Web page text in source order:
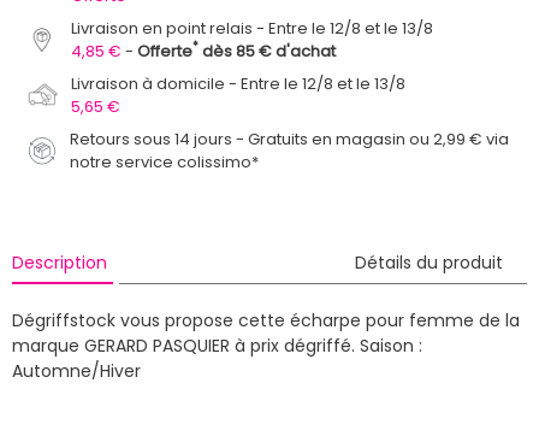
Livraison en point relais
Entre le 12/8 et le 13/8
4,85 €
Offerte* dès 85 € d'achat
Livraison à domicile
Entre le 12/8 et le 13/8
5,65 €
Retours sous 14 jours - Gratuits en magasin ou 2,99 € via
notre service colissimo*
Description Détails du produit
Dégriffstock vous propose cette écharpe pour femme de la
marque GERARD PASQUIER à prix dégriffé. Saison :
Automne/Hiver